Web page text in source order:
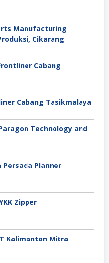
Manufacturing
Cikarang
Cabang
Cabang Tasikmalaya
Technology and
Persada Planner
Zipper
Kalimantan Mitra